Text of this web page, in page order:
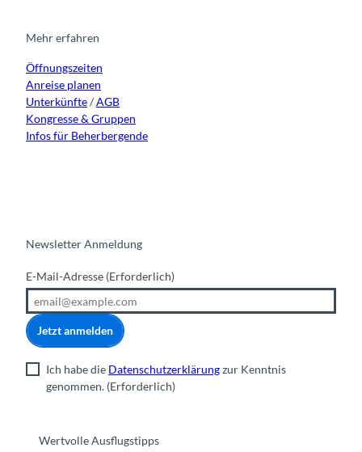
r
m
o
e
Mehr erfahren
Öffnungszeiten
Anreise planen
Unterkünfte/AGB
Kongresse & Gruppen
Infos für Beherbergende
Newsletter Anmeldung
E-Mail-Adresse (Erforderlich)
Jetzt anmelden
Ich habe die Datenschutzerklärungzur Kenntnis
genommen. (Erforderlich)
Wertvolle Ausflugstipps